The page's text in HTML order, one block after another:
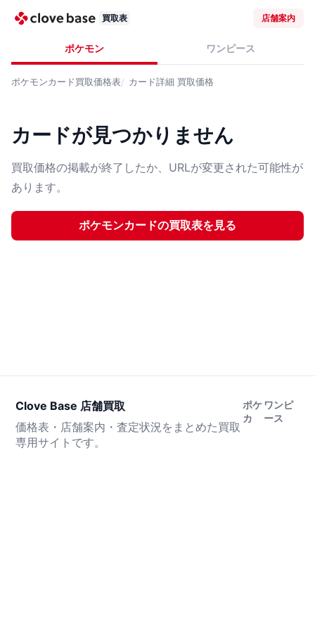
買取表 店舗案内
ポケモン ワンピース
ポケモンカード買取価格表 カード詳細 買取価格
カードが見つかりません
買取価格の掲載が終了したか、URLが変更された可能性が
あります。
ポケモンカードの買取表を見る
Clove Base 店舗買取
価格表・店舗案内・査定状況をまとめた買取
専用サイトです。
ポケ
カ
ワンピ
ース